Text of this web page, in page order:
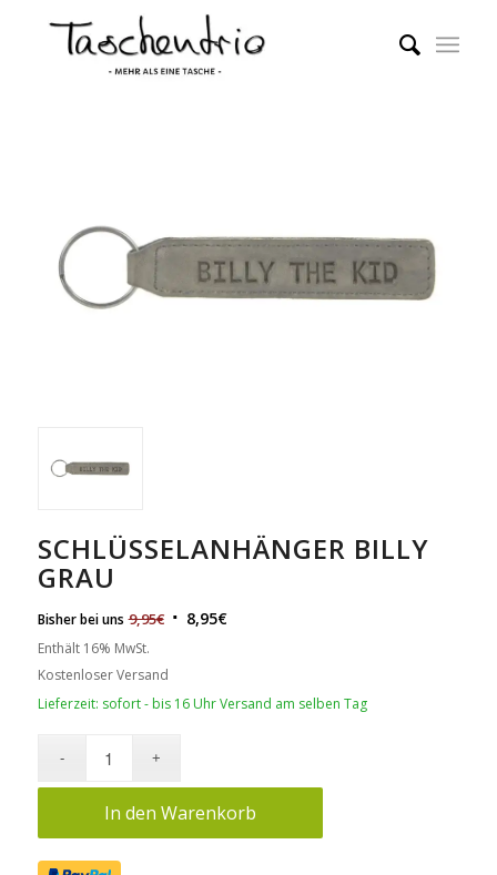
SCHLÜSSELANHÄNGER BILLY
GRAU
Bisher bei uns 9,95€ 8,95€
Enthält 16% MwSt.
Kostenloser Versand
Lieferzeit: sofort - bis 16 Uhr Versand am selben Tag
In den Warenkorb